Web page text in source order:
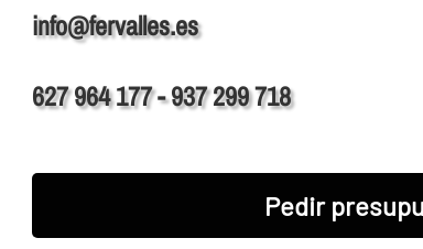
info@fervalles.es
627 964 177 - 937 299 718
Pedir